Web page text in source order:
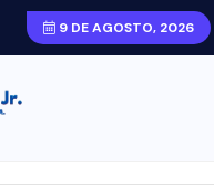
9 DE AGOSTO, 2026